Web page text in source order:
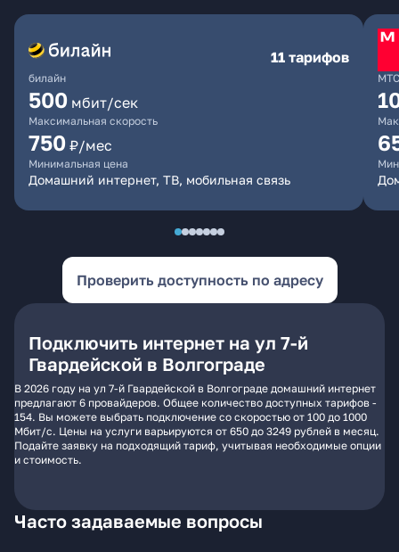
билайн
11 тарифов
500 мбит/сек
Максимальная скорость
750 ₽/мес
Минимальная цена
Домашний интернет, ТВ, мобильная связь
МТС
Проверить доступность по адресу
Подключить интернет на ул 7-й
Гвардейской в Волгограде
В 2026 году на ул 7-й Гвардейской в Волгограде домашний интернет
предлагают 6 провайдеров. Общее количество доступных тарифов -
154. Вы можете выбрать подключение со скоростью от 100 до 1000
Мбит/с. Цены на услуги варьируются от 650 до 3249 рублей в месяц.
Подайте заявку на подходящий тариф, учитывая необходимые опции
и стоимость.
Часто задаваемые вопросы